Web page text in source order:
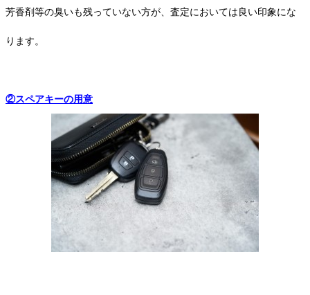
芳香剤等の臭いも残っていない方が、査定においては良い印象にな
ります。
②スペアキーの用意